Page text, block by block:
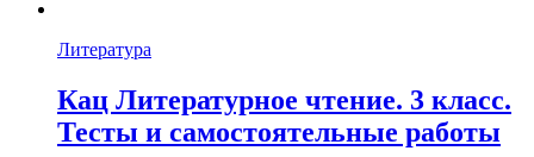
Литература
Кац Литературное чтение. 3 класс.
Тесты и самостоятельные работы